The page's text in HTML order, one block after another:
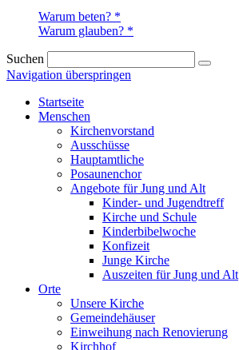
Warum beten? *
Warum glauben? *
Suchen
Navigation überspringen
Startseite
Menschen
Kirchenvorstand
Ausschüsse
Hauptamtliche
Posaunenchor
Angebote für Jung und Alt
Kinder- und Jugendtreff
Kirche und Schule
Kinderbibelwoche
Konfizeit
Junge Kirche
Auszeiten für Jung und Alt
Orte
Unsere Kirche
Gemeindehäuser
Einweihung nach Renovierung
Kirchhof